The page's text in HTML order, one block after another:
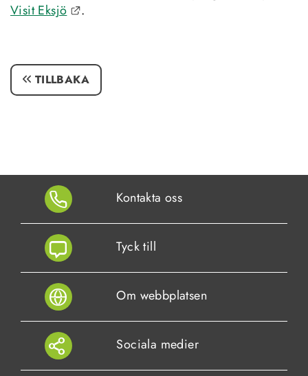
Visit Eksjö
Länk till annan webbplats.
.
TILLBAKA
Kontakta oss
Tyck till
Om webbplatsen
Sociala medier